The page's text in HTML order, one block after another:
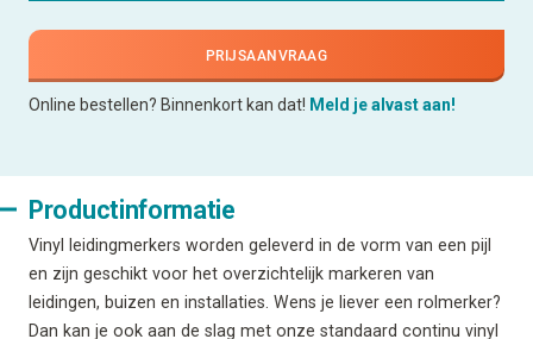
PRIJSAANVRAAG
Online bestellen? Binnenkort kan dat! Meld je alvast aan!
Productinformatie
Vinyl leidingmerkers worden geleverd in de vorm van een pijl
en zijn geschikt voor het overzichtelijk markeren van
leidingen, buizen en installaties. Wens je liever een rolmerker?
Dan kan je ook aan de slag met onze standaard continu vinyl